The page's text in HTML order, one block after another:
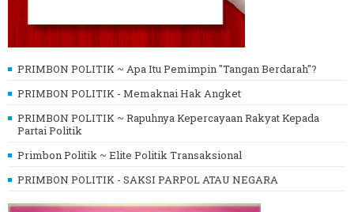
PRIMBON POLITIK ~ Apa Itu Pemimpin "Tangan Berdarah"?
PRIMBON POLITIK - Memaknai Hak Angket
PRIMBON POLITIK ~ Rapuhnya Kepercayaan Rakyat Kepada
Partai Politik
Primbon Politik ~ Elite Politik Transaksional
PRIMBON POLITIK - SAKSI PARPOL ATAU NEGARA